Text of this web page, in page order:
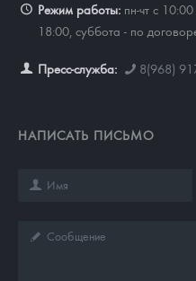
Режим работы: пн-чт с
18:00, суббота - по
Пресс-служба: 8(968)
НАПИСАТЬ ПИСЬМО